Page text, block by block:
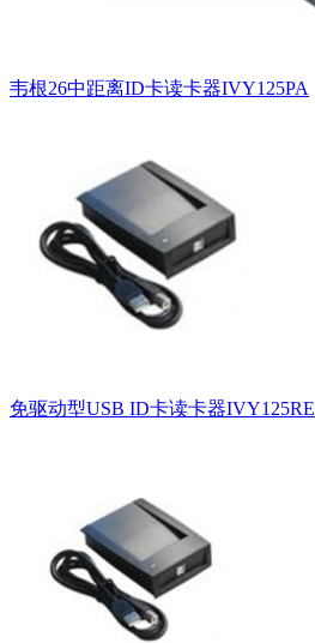
韦根26中距离ID卡读卡器IVY125PA
免驱动型USB ID卡读卡器IVY125RE